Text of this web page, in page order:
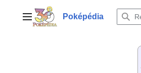
contenuMenu principalPoképédia